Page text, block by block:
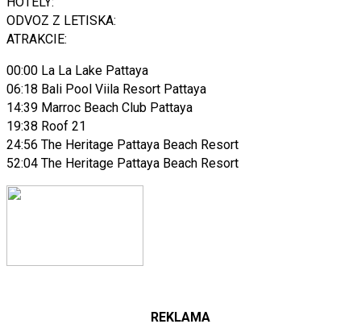
ODVOZ Z LETISKA:
ATRAKCIE:
00:00 La La Lake Pattaya
06:18 Bali Pool Viila Resort Pattaya
14:39 Marroc Beach Club Pattaya
19:38 Roof 21
24:56 The Heritage Pattaya Beach Resort
52:04 The Heritage Pattaya Beach Resort
REKLAMA